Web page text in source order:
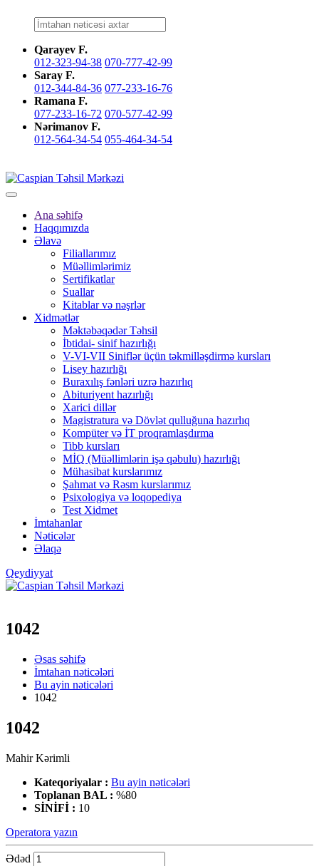
Qarayev F.
012-323-94-38 070-777-42-99
Saray F.
012-344-84-36 077-233-16-76
Ramana F.
077-233-16-72 070-577-42-99
Nərimanov F.
012-564-34-54 055-464-34-54
Ana səhifə
Haqqımızda
Əlavə
Filiallarımız
Müəllimlərimiz
Sertifikatlar
Suallar
Kitablar və nəşrlər
Xidmətlər
Məktəbəqədər Təhsil
İbtidai- sinif hazırlığı
V-VI-VII Siniflər üçün təkmilləşdirmə kursları
Lisey hazırlığı
Buraxılış fənləri uzrə hazırlıq
Abituriyent hazırlığı
Xarici dillər
Magistratura və Dövlət qulluğuna hazırlıq
Kompüter və İT proqramlaşdırma
Tibb kursları
MİQ (Müəllimlərin işə qəbulu) hazırlığı
Mühasibat kurslarımız
Şahmat və Rəsm kurslarımız
Psixologiya və loqopediya
Test Xidmet
İmtahanlar
Nəticələr
Əlaqə
Qeydiyyat
1042
Əsas səhifə
İmtahan nəticələri
Bu ayin nəticələri
1042
1042
Mahir Kərimli
Kateqoriyalar : Bu ayin nəticələri
Toplanan BAL : %80
SİNİFİ : 10
Operatora yazın
Ədəd